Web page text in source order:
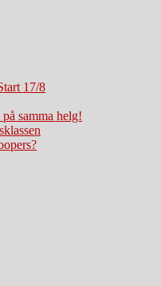
17/8
samma helg!